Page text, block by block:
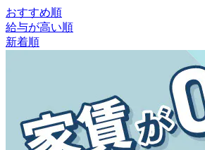
おすすめ順
給与が高い順
新着順